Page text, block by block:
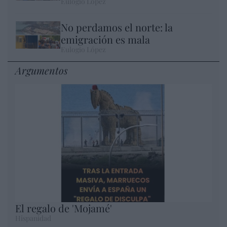
No perdamos el norte: la
emigración es mala
Argumentos
El regalo de 'Mojamé'